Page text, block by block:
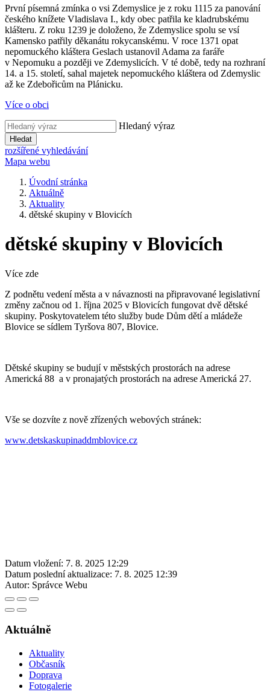
První písemná zmínka o vsi Zdemyslice je z roku 1115 za panování
českého knížete Vladislava I., kdy obec patřila ke kladrubskému
klášteru. Z roku 1239 je doloženo, že Zdemyslice spolu se vsí
Kamensko patřily děkanátu rokycanskému. V roce 1371 opat
nepomuckého kláštera Geslach ustanovil Adama za faráře
v Nepomuku a později ve Zdemyslicích. V té době, tedy na rozhraní
14. a 15. století, sahal majetek nepomuckého kláštera od Zdemyslic
až ke Zdebořicům na Plánicku.
Více o obci
Hledaný výraz
Hledat
rozšířené vyhledávání
Mapa webu
Úvodní stránka
Aktuálně
Aktuality
dětské skupiny v Blovicích
dětské skupiny v Blovicích
Více zde
Z podnětu vedení města a v návaznosti na připravované legislativní
změny začnou od 1. října 2025 v Blovicích fungovat dvě dětské
skupiny. Poskytovatelem této služby bude Dům dětí a mládeže
Blovice se sídlem Tyršova 807, Blovice.
Dětské skupiny se budují v městských prostorách na adrese
Americká 88 a v pronajatých prostorách na adrese Americká 27.
Vše se dozvíte z nově zřízených webových stránek:
www.detskaskupinaddmblovice.cz
Datum vložení: 7. 8. 2025 12:29
Datum poslední aktualizace: 7. 8. 2025 12:39
Autor: Správce Webu
Aktuálně
Aktuality
Občasník
Doprava
Fotogalerie